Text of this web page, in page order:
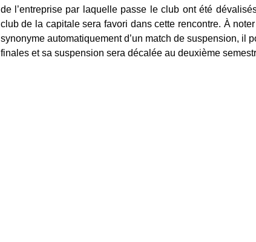
de l’entreprise par laquelle passe le club ont été
club de la capitale sera favori dans cette rencontre. À
synonyme automatiquement d’un match de suspension, il
finales et sa suspension sera décalée au deuxième